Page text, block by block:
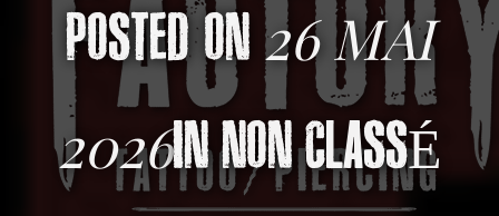
POSTED ON 26 MAI
2026INNON CLASSÉ